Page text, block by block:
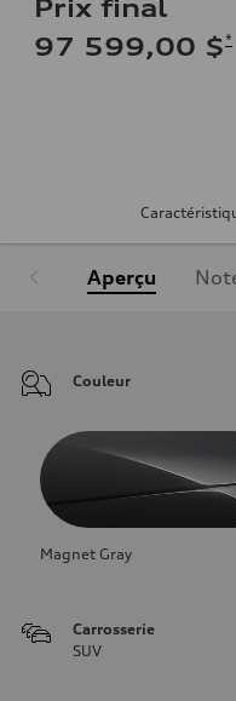
Prix final
97 599,00 $*
Aperçu
Couleur
Magnet Gray
Carrosserie
SUV